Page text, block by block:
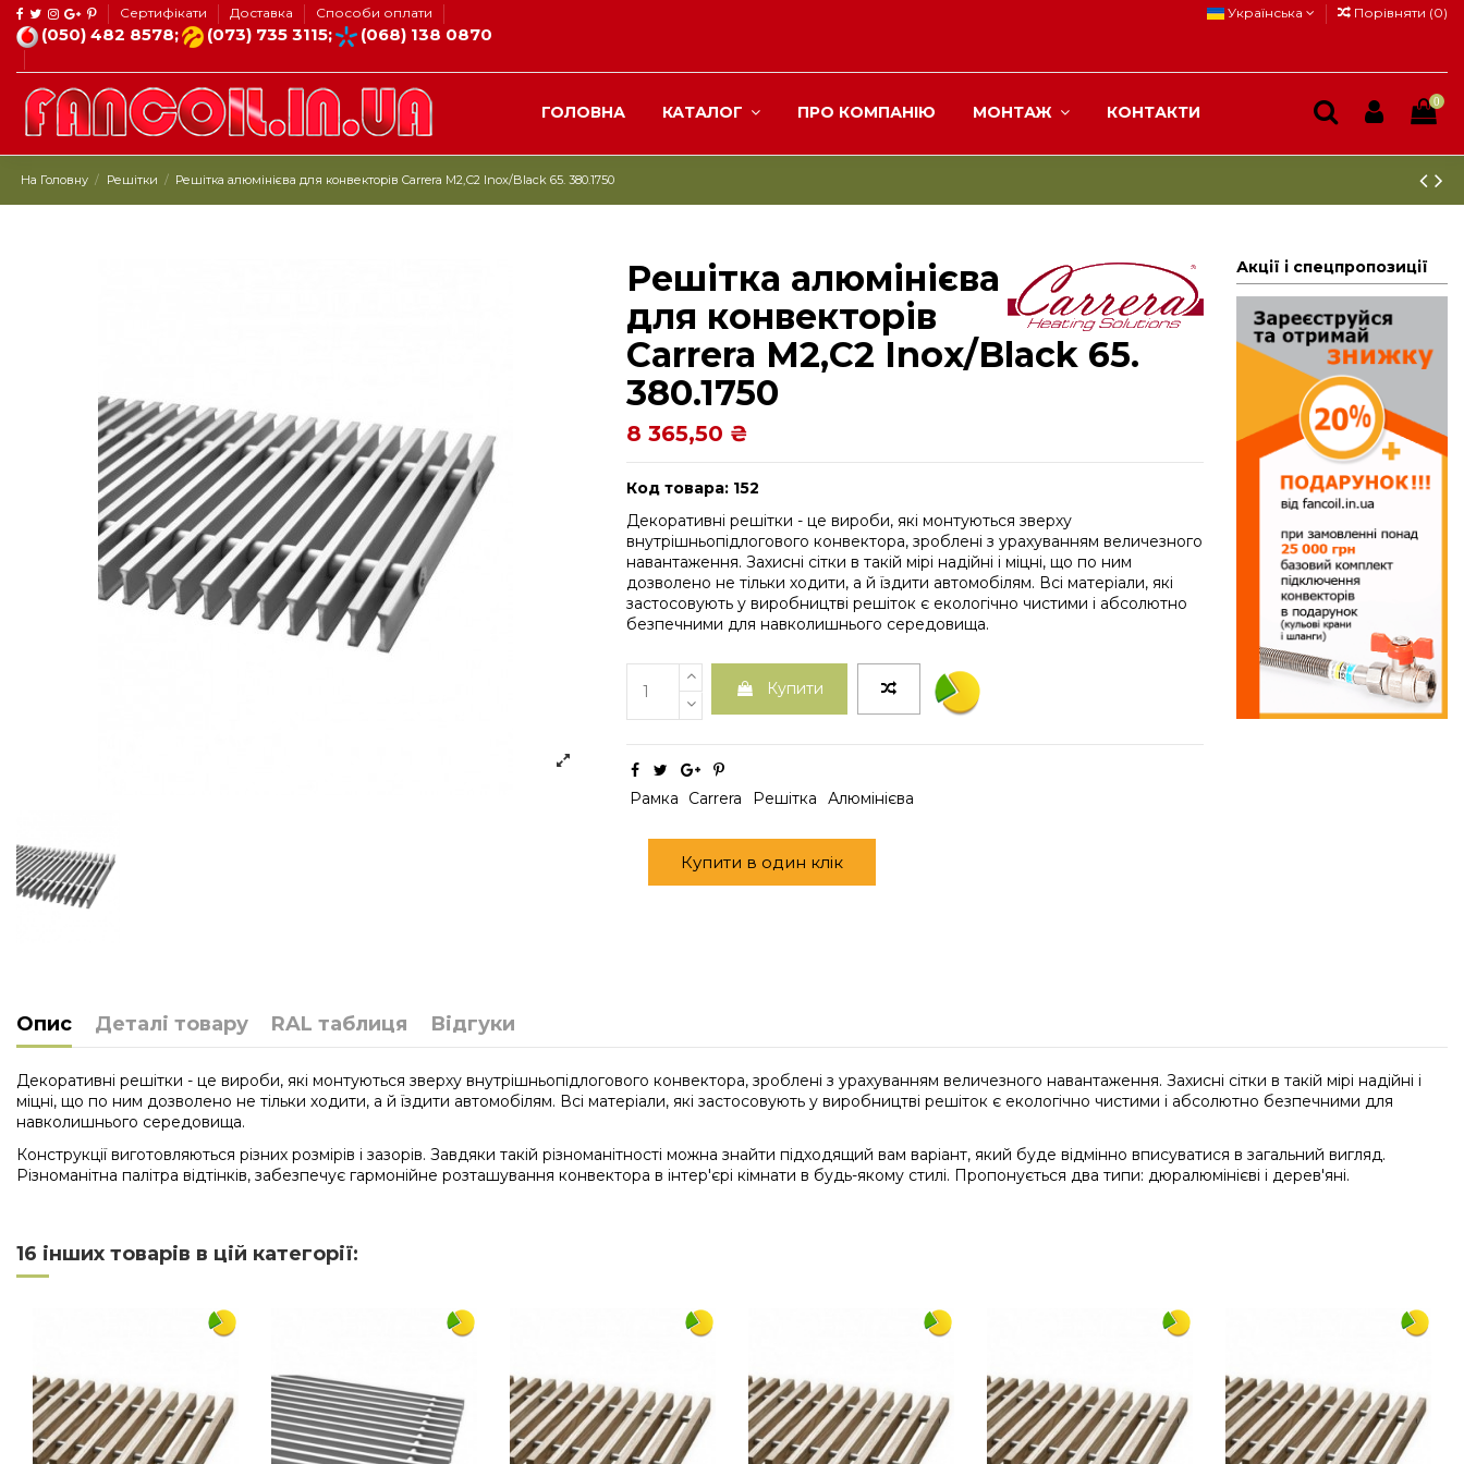
Сертифікати Доставка Способи оплати
(050) 482 8578; (073) 735 3115; (068) 138 0870
Українська Порівняти (0)
ГОЛОВНА КАТАЛОГ ПРО КОМПАНІЮ МОНТАЖ КОНТАКТИ
0
На Головну Решітки Решітка алюмінієва для конвекторів Carrera М2,С2 Inox/Black 65. 380.1750
Решітка алюмінієва
для конвекторів
Carrera М2,С2 Inox/Black 65.
380.1750
8 365,50 ₴
Код товара: 152
Декоративні решітки - це вироби, які монтуються зверху
внутрішньопідлогового конвектора, зроблені з урахуванням величезного
навантаження. Захисні сітки в такій мірі надійні і міцні, що по ним
дозволено не тільки ходити, а й їздити автомобілям. Всі матеріали, які
застосовують у виробництві решіток є екологічно чистими і абсолютно
безпечними для навколишнього середовища.
Купити
Рамка Carrera Решітка Алюмінієва
Купити в один клік
Акції і спецпропозиції
Опис Деталі товару RAL таблиця Відгуки
Декоративні решітки - це вироби, які монтуються зверху внутрішньопідлогового конвектора, зроблені з урахуванням величезного навантаження. Захисні сітки в такій мірі надійні і
міцні, що по ним дозволено не тільки ходити, а й їздити автомобілям. Всі матеріали, які застосовують у виробництві решіток є екологічно чистими і абсолютно безпечними для
навколишнього середовища.
Конструкції виготовляються різних розмірів і зазорів. Завдяки такій різноманітності можна знайти підходящий вам варіант, який буде відмінно вписуватися в загальний вигляд.
Різноманітна палітра відтінків, забезпечує гармонійне розташування конвектора в інтер'єрі кімнати в будь-якому стилі. Пропонується два типи: дюралюмінієві і дерев'яні.
Ширина
16 інших товарів в цій категорії: